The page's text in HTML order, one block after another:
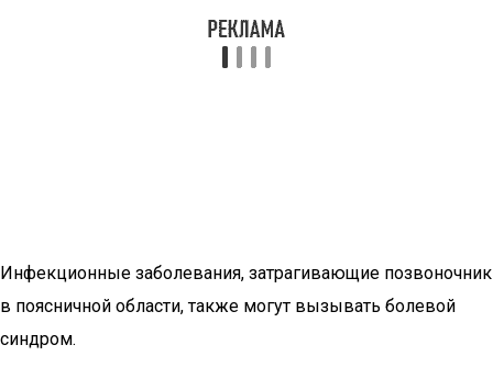
Инфекционные заболевания, затрагивающие позвоночник
в поясничной области, также могут вызывать болевой
синдром.